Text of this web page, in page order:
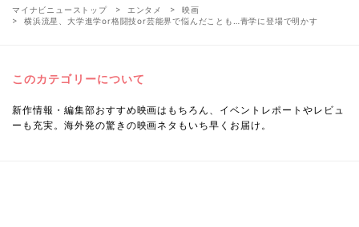
マイナビニューストップ エンタメ
映画
横浜流星、大学進学or格闘技or芸能界で悩んだことも…青学に登場で明かす
このカテゴリーについて
新作情報・編集部おすすめ映画はもちろん、イベントレポートやレビュ
ーも充実。海外発の驚きの映画ネタもいち早くお届け。